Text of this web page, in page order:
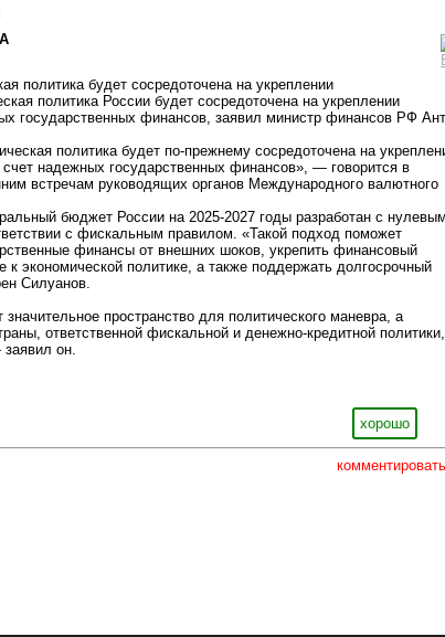
политика будет сосредоточена на укреплении
политика России будет сосредоточена на укреплении
государственных финансов, заявил министр финансов РФ
политика будет по-прежнему сосредоточена на
надежных государственных финансов», — говорится в
встречам руководящих органов Международного валютного
бюджет России на 2025-2027 годы разработан с
с фискальным правилом. «Такой подход поможет
финансы от внешних шоков, укрепить финансовый
к экономической политике, а также поддержать долгосрочный
Силуанов.
пространство для политического маневра, а
ответственной фискальной и денежно-кредитной политики,
он.
хорошо
комментировать